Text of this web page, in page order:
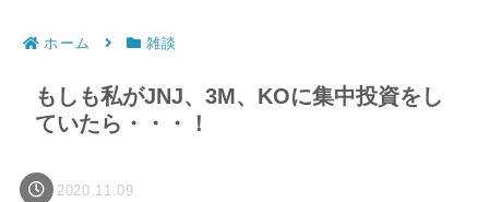
ホーム 雑談
もしも私がJNJ、3M、KOに集中投資をし
ていたら・・・！
2020.11.09